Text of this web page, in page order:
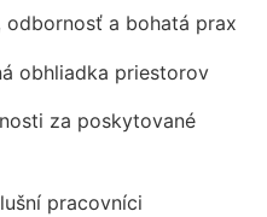
odbornosť a bohatá prax
obhliadka priestorov
za poskytované
pracovníci